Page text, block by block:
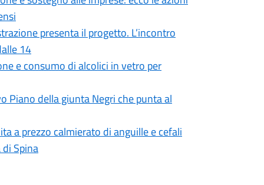
presenta il progetto. L’incontro
14
e consumo di alcolici in vetro per
Piano della giunta Negri che punta al
a prezzo calmierato di anguille e cefali
Spina